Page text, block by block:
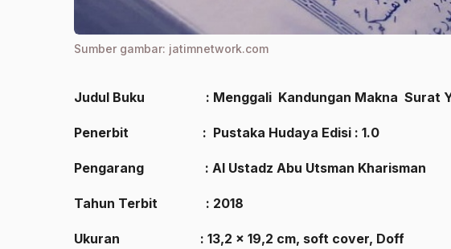
Sumber gambar: jatimnetwork.com
Judul Buku : Menggali Kandungan Makna Surat
Penerbit : Pustaka Hudaya Edisi : 1.0
Pengarang : Al Ustadz Abu Utsman Kharisman
Tahun Terbit : 2018
Ukuran : 13,2 x 19,2 cm, soft cover, Doff